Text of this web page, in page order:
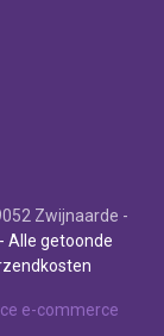
Zwijnaarde -
- Alle getoonde
e-commerce